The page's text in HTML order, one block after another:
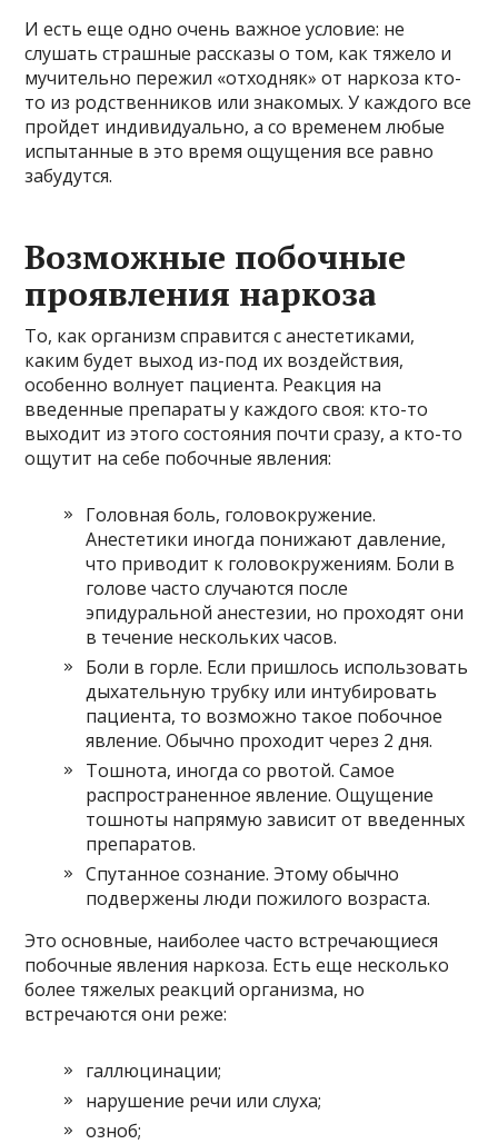
И есть еще одно очень важное условие: не
слушать страшные рассказы о том, как тяжело и
мучительно пережил «отходняк» от наркоза кто-
то из родственников или знакомых. У каждого все
пройдет индивидуально, а со временем любые
испытанные в это время ощущения все равно
забудутся.
Возможные побочные
проявления наркоза
То, как организм справится с анестетиками,
каким будет выход из-под их воздействия,
особенно волнует пациента. Реакция на
введенные препараты у каждого своя: кто-то
выходит из этого состояния почти сразу, а кто-то
ощутит на себе побочные явления:
Головная боль, головокружение.
Анестетики иногда понижают давление,
что приводит к головокружениям. Боли в
голове часто случаются после
эпидуральной анестезии, но проходят они
в течение нескольких часов.
Боли в горле. Если пришлось использовать
дыхательную трубку или интубировать
пациента, то возможно такое побочное
явление. Обычно проходит через 2 дня.
Тошнота, иногда со рвотой. Самое
распространенное явление. Ощущение
тошноты напрямую зависит от введенных
препаратов.
Спутанное сознание. Этому обычно
подвержены люди пожилого возраста.
Это основные, наиболее часто встречающиеся
побочные явления наркоза. Есть еще несколько
более тяжелых реакций организма, но
встречаются они реже:
галлюцинации;
нарушение речи или слуха;
озноб;